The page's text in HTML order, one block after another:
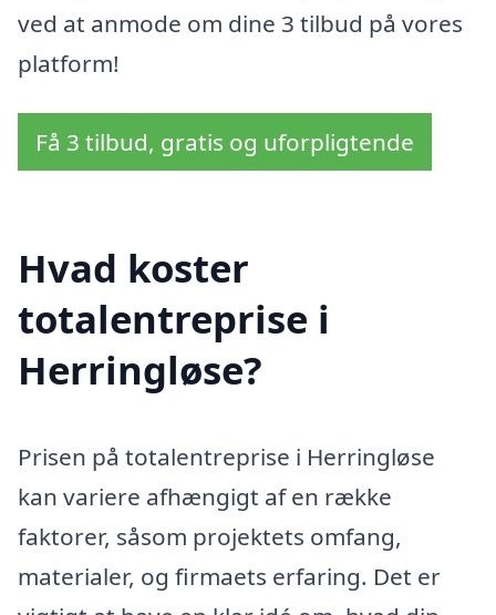
ved at anmode om dine 3 tilbud på vores
platform!
Få 3 tilbud, gratis og uforpligtende
Hvad koster
totalentreprise i
Herringløse?
Prisen på totalentreprise i Herringløse
kan variere afhængigt af en række
faktorer, såsom projektets omfang,
materialer, og firmaets erfaring. Det er